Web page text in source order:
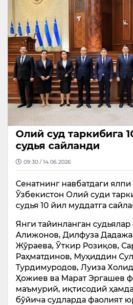
Олий суд таркибига
судья сайланди
09:30 / 14.06.2026
Сенатнинг навбатдаги
Ўзбекистон Олий суди
судья 10 йил муддатга
Янги тайинланган
Алижонов, Дилфуза
Жўраева, Ўткир Розиқов,
Раҳматдинов, Муҳиддин
Турдимуродов, Луиза
Ҳожиев ва Марат Эргашев
маъмурий, иқтисодий
бўйича судларда фаолият